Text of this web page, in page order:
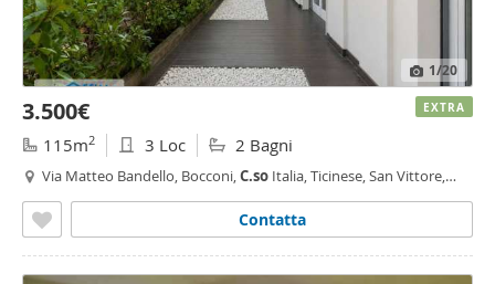
1/20
3.500€
115m2 3 Loc 2 Bagni
Via Matteo Bandello, Bocconi,C.so Italia, Ticinese, San Vittore,
Contatta
EXTRA